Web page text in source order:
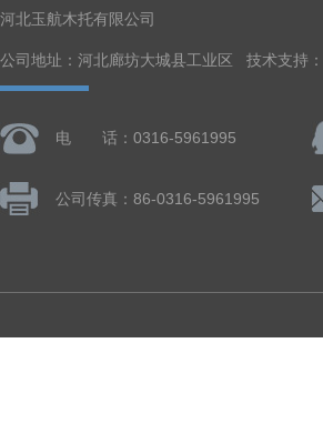
河北玉航木托有限公司
公司地址：河北廊坊大城县工业区 技术支持：
电 话：0316-5961995
公司传真：86-0316-5961995